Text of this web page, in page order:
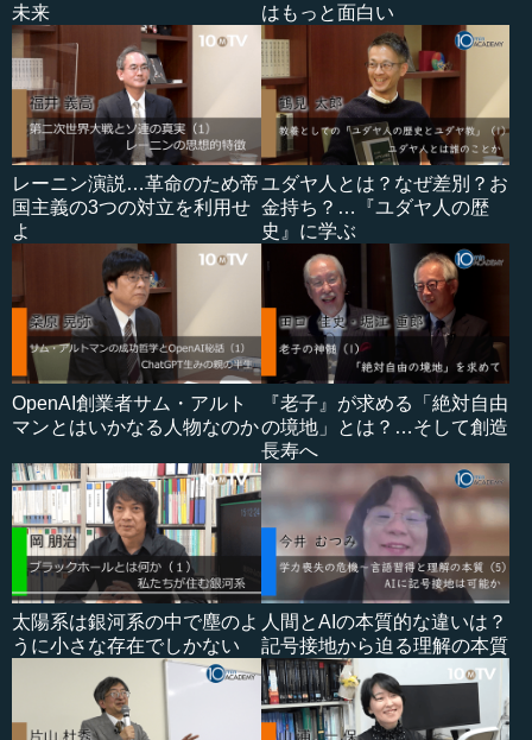
未来
はもっと面白い
レーニン演説…革命のため帝
国主義の3つの対立を利用せ
よ
ユダヤ人とは？なぜ差別？お
金持ち？…『ユダヤ人の歴
史』に学ぶ
OpenAI創業者サム・アルト
マンとはいかなる人物なのか
『老子』が求める「絶対自由
の境地」とは？…そして創造
長寿へ
太陽系は銀河系の中で塵のよ
うに小さな存在でしかない
人間とAIの本質的な違いは？
記号接地から迫る理解の本質